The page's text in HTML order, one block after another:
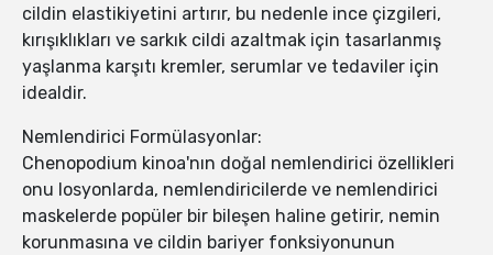
cildin elastikiyetini artırır, bu nedenle ince çizgileri,
kırışıklıkları ve sarkık cildi azaltmak için tasarlanmış
yaşlanma karşıtı kremler, serumlar ve tedaviler için
idealdir.
Nemlendirici Formülasyonlar:
Chenopodium kinoa'nın doğal nemlendirici özellikleri
onu losyonlarda, nemlendiricilerde ve nemlendirici
maskelerde popüler bir bileşen haline getirir, nemin
korunmasına ve cildin bariyer fonksiyonunun